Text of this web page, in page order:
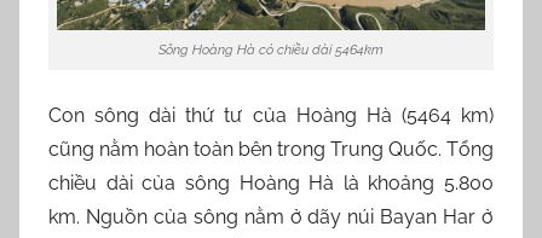
Sông Hoàng Hà có chiều dài 5464km
Con sông dài thứ tư của Hoàng Hà (5464 km)
cũng nằm hoàn toàn bên trong Trung Quốc. Tổng
chiều dài của sông Hoàng Hà là khoảng 5.800
km. Nguồn của sông nằm ở dãy núi Bayan Har ở